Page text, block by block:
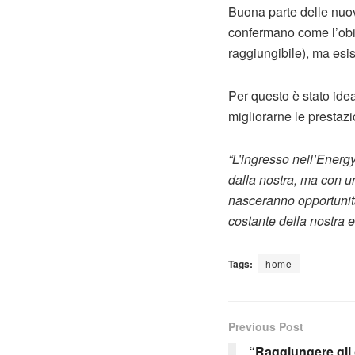
Buona parte delle
confermano come
raggiungibile), ma
Per questo è stato
migliorarne le
“L’ingresso
dalla nostra, ma con
nasceranno
costante della nostra
Tags: home
Previous Post